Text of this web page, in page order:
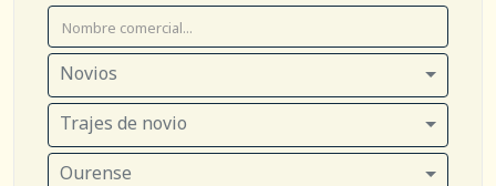
Novios
Trajes de novio
Ourense